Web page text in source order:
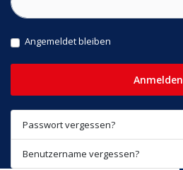
Angemeldet bleiben
Anmelden
Passwort vergessen?
Benutzername vergessen?